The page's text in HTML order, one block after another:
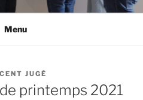
Menu
JUGÉ
printemps 2021